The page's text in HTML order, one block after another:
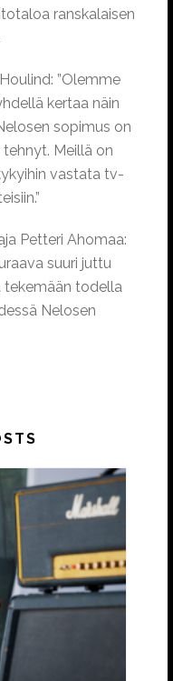
ranskalaisen
”Olemme
kertaa näin
sopimus on
Meillä on
vastata tv-
Petteri Ahomaa:
suuri juttu
tekemään todella
Nelosen